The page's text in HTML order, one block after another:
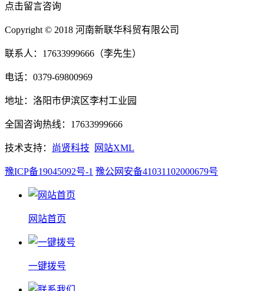
点击留言咨询
Copyright © 2018 河南新联华科贸有限公司
联系人：17633999666（李先生）
电话：0379-69800969
地址：洛阳市伊滨区李村工业园
全国咨询热线：17633999666
技术支持： 尚贤科技 网站XML
豫ICP备19045092号-1 豫公网安备41031102000679号
网站首页
一键拨号